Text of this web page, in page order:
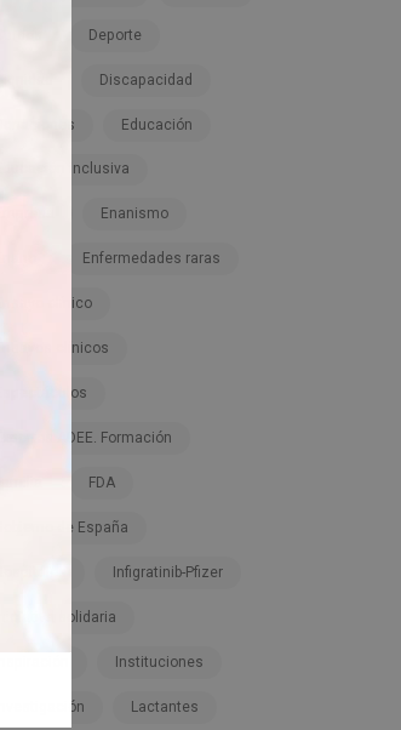
Deporte
Discapacidad
Donaciones Educación
Educación inclusiva
Enanismo
Enfermedades raras
Ensayo clínico
Ensayos clínicos
Espectáculos
Expertos ADEE. Formación
FDA
Gobierno de España
Infigratinib-Pfizer
Iniciativa solidaria
Instituciones
Investigación Lactantes